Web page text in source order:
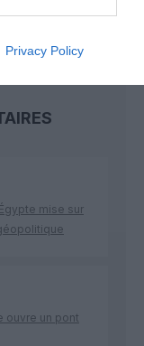
Privacy Policy
mise sur
ouvre un pont